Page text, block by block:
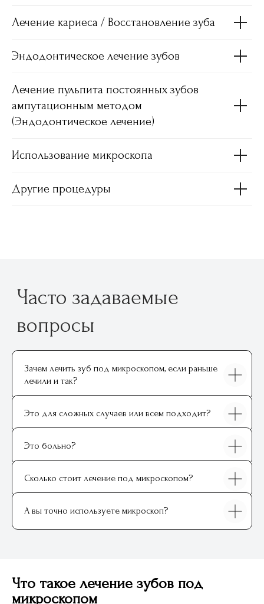
Лечение кариеса / Восстановление зуба
Эндодонтическое лечение зубов
Лечение пульпита постоянных зубов
ампутационным методом
(Эндодонтическое лечение)
Использование микроскопа
Другие процедуры
Зачем лечить зуб под микроскопом, если раньше
лечили и так?
Это для сложных случаев или всем подходит?
Это больно?
Сколько стоит лечение под микроскопом?
А вы точно используете микроскоп?
Что такое лечение зубов под
микроскопом
Иванов Александр Петрович
Ваш контактный телефон
персональных данныхи даетесогласиена
Записаться на приём